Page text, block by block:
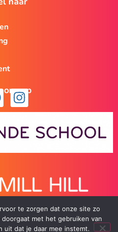
ons op
te zorgen dat onze site zo
met het gebruiken van
uit dat je daar mee instemt.